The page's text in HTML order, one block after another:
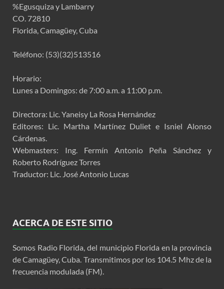
%Egusquiza y Lambarry
CO. 72810
Florida, Camagüey, Cuba
Teléfono: (53)(32)513516
Horario:
Lunes a Domingos: de 7:00 a.m. a 11:00 p.m.
Directora: Lic. Yaneisy La Rosa Hernández
Editores: Lic. Martha Martínez Duliet e Isniel Alonso
Cárdenas.
Webmasters: Ing. Fermín Antonio Peña Sánchez y
Roberto Rodríguez Torres
Traductor: Lic. José Antonio Lucas
ACERCA DE ESTE SITIO
Somos Radio Florida, del municipio Florida en la provincia
de Camagüey, Cuba. Transmitimos por los 104.5 Mhz de la
frecuencia modulada (FM).